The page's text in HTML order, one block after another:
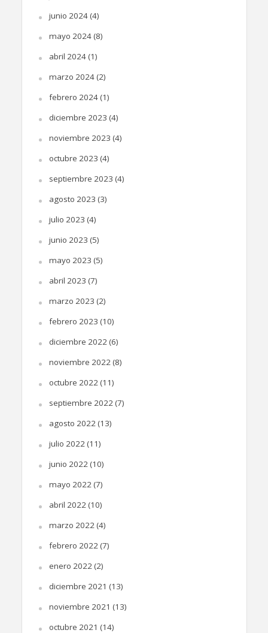
junio 2024(4)
mayo 2024(8)
abril 2024(1)
marzo 2024(2)
febrero 2024(1)
diciembre 2023 (4)
noviembre 2023 (4)
octubre 2023 (4)
septiembre 2023 (4)
agosto 2023 (3)
julio 2023 (4)
junio 2023 (5)
mayo 2023 (5)
abril 2023 (7)
marzo 2023 (2)
febrero 2023 (10)
diciembre 2022(6)
noviembre 2022(8)
octubre 2022(11)
septiembre 2022(7)
agosto 2022(13)
julio 2022(11)
junio 2022(10)
mayo 2022(7)
abril 2022(10)
marzo 2022(4)
febrero 2022(7)
enero 2022(2)
diciembre 2021 (13)
noviembre 2021 (13)
octubre 2021 (14)